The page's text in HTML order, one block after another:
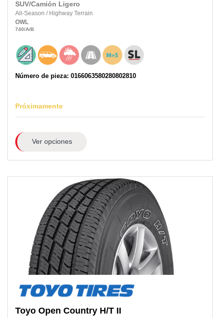
SUV/Camión Ligero
All-Season / Highway Terrain
OWL
740/A/B
Número de pieza: 0166063580280802810
Próximamente
Ver opciones
Toyo Open Country H/T II